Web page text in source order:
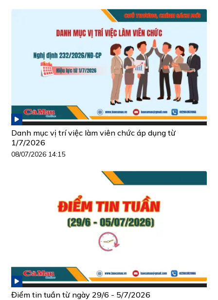
Danh mục vị trí việc làm viên chức áp dụng từ
1/7/2026
08/07/2026 14:15
Điểm tin tuần từ ngày 29/6 - 5/7/2026